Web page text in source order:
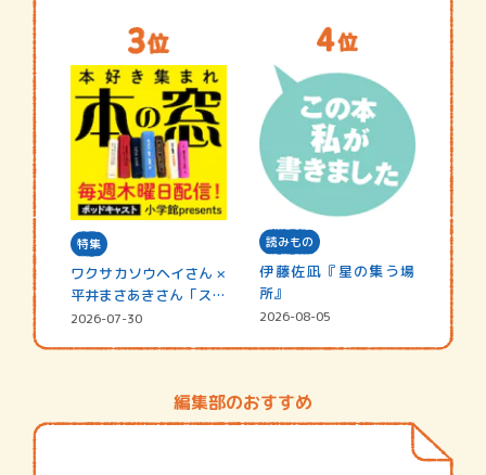
特集
ワクサカソウヘイさん ×
平井まさあきさん「スペ
シャ…
2026-07-30
読みもの
伊藤佐凪『星の集う場
所』
2026-08-05
編集部のおすすめ